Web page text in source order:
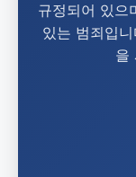
규정되어 있으
있는 범죄입
을